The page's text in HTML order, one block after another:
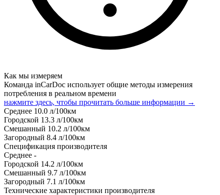
Как мы измеряем
Команда inCarDoc использует общие методы измерения
потребления в реальном времени
нажмите здесь, чтобы прочитать больше информации →
Среднее 10.0 л/100км
Городской 13.3 л/100км
Смешанный 10.2 л/100км
Загородный 8.4 л/100км
Спецификация производителя
Среднее -
Городской 14.2 л/100км
Смешанный 9.7 л/100км
Загородный 7.1 л/100км
Технические характеристики производителя